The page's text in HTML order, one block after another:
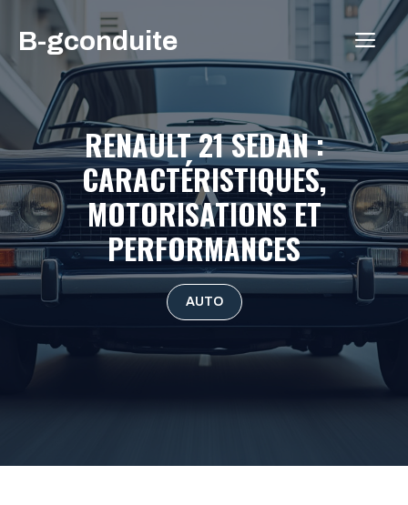
contenu
B-gconduite
RENAULT 21 SEDAN :
CARACTÉRISTIQUES,
MOTORISATIONS ET
PERFORMANCES
AUTO